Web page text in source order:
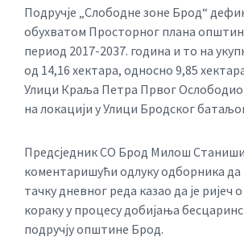
Подручје „Слободне зоне Брод“
обухватом Просторног плана
период 2017-2037. година и то на
од 14,16 хектара, односно 9,85
Улици Краља Петра Првог
на локацији у Улици Бродског
Предсједник СО Брод Милош
коментаришући одлуку одборника
тачку дневног реда казао да је ријеч
кораку у процесу добијања
подручју општине Брод.